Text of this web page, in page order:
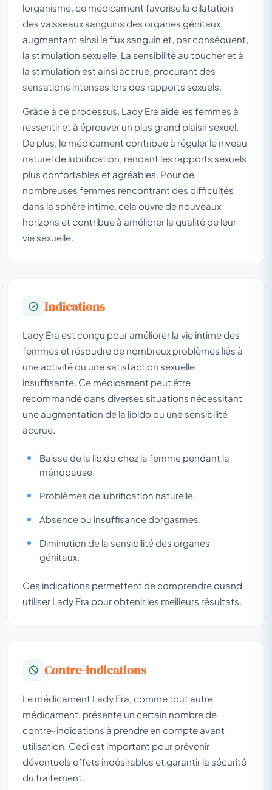
lorganisme, ce médicament favorise la dilatation
des vaisseaux sanguins des organes génitaux,
augmentant ainsi le flux sanguin et, par conséquent,
la stimulation sexuelle. La sensibilité au toucher et à
la stimulation est ainsi accrue, procurant des
sensations intenses lors des rapports sexuels.
Grâce à ce processus, Lady Era aide les femmes à
ressentir et à éprouver un plus grand plaisir sexuel.
De plus, le médicament contribue à réguler le niveau
naturel de lubrification, rendant les rapports sexuels
plus confortables et agréables. Pour de
nombreuses femmes rencontrant des difficultés
dans la sphère intime, cela ouvre de nouveaux
horizons et contribue à améliorer la qualité de leur
vie sexuelle.
Indications
Lady Era est conçu pour améliorer la vie intime des
femmes et résoudre de nombreux problèmes liés à
une activité ou une satisfaction sexuelle
insuffisante. Ce médicament peut être
recommandé dans diverses situations nécessitant
une augmentation de la libido ou une sensibilité
accrue.
Baisse de la libido chez la femme pendant la
ménopause.
Problèmes de lubrification naturelle.
Absence ou insuffisance dorgasmes.
Diminution de la sensibilité des organes
génitaux.
Ces indications permettent de comprendre quand
utiliser Lady Era pour obtenir les meilleurs résultats.
Contre-indications
Le médicament Lady Era, comme tout autre
médicament, présente un certain nombre de
contre-indications à prendre en compte avant
utilisation. Ceci est important pour prévenir
déventuels effets indésirables et garantir la sécurité
du traitement.